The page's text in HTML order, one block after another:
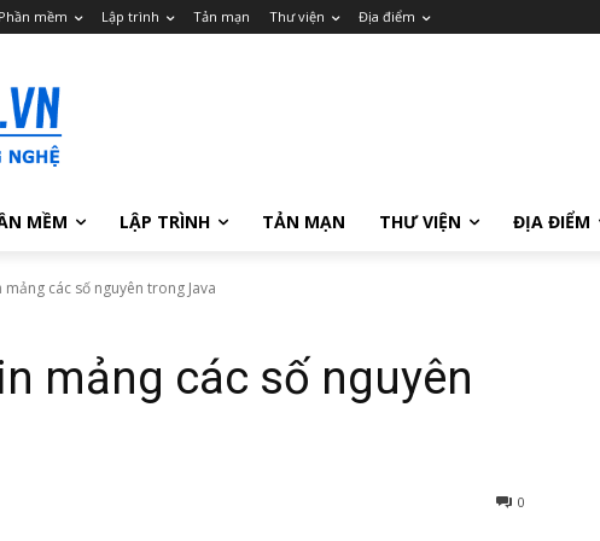
Phần mềm Lập trình Tản mạn Thư viện Địa điểm
MỀM LẬP TRÌNH TẢN MẠN THƯ VIỆN ĐỊA ĐIỂM
các số nguyên trong Java
mảng các số nguyên
0